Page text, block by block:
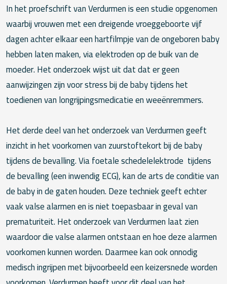
In het proefschrift van Verdurmen is een studie opgenomen
waarbij vrouwen met een dreigende vroeggeboorte vijf
dagen achter elkaar een hartfilmpje van de ongeboren baby
hebben laten maken, via elektroden op de buik van de
moeder. Het onderzoek wijst uit dat dat er geen
aanwijzingen zijn voor stress bij de baby tijdens het
toedienen van longrijpingsmedicatie en weeënremmers.
Het derde deel van het onderzoek van Verdurmen geeft
inzicht in het voorkomen van zuurstoftekort bij de baby
tijdens de bevalling. Via foetale schedelelektrode tijdens
de bevalling (een inwendig ECG), kan de arts de conditie van
de baby in de gaten houden. Deze techniek geeft echter
vaak valse alarmen en is niet toepasbaar in geval van
prematuriteit. Het onderzoek van Verdurmen laat zien
waardoor die valse alarmen ontstaan en hoe deze alarmen
voorkomen kunnen worden. Daarmee kan ook onnodig
medisch ingrijpen met bijvoorbeeld een keizersnede worden